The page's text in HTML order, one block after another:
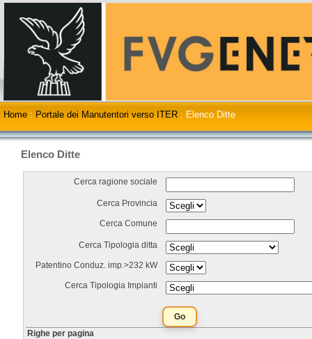
Home : Portale dei Manutentori verso ITER : Elenco Ditte
Elenco Ditte
Cerca ragione sociale
Cerca Provincia
Cerca Comune
Cerca Tipologia ditta
Patentino Conduz. imp.>232 kW
Cerca Tipologia Impianti
Righe per pagina